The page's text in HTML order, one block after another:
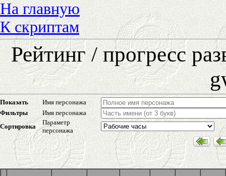
На главную
К скриптам
Рейтинг / прогресс
Показать
Имя персонажа
Фильтры
Имя персонажа
Сортировка
Параметр
персонажа